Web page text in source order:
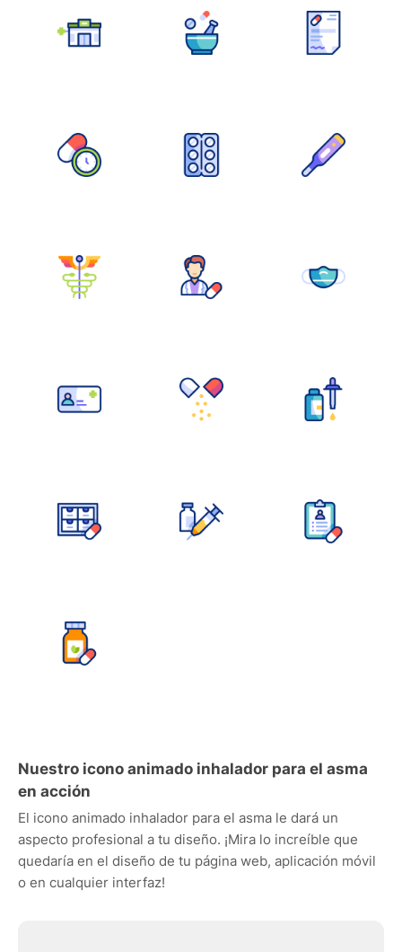
Nuestro icono animado inhalador para el asma
en acción
El icono animado inhalador para el asma le dará un
aspecto profesional a tu diseño. ¡Mira lo increíble que
quedaría en el diseño de tu página web, aplicación móvil
o en cualquier interfaz!